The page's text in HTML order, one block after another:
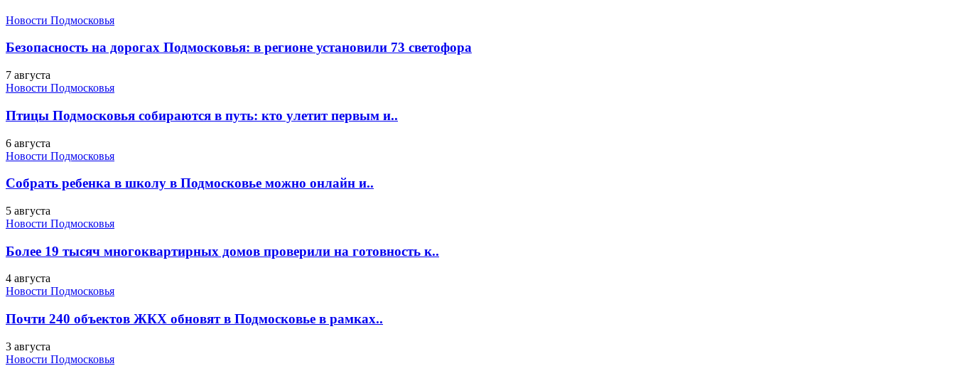
Новости Подмосковья
Безопасность на дорогах Подмосковья: в регионе установили 73 светофора
7 августа
Новости Подмосковья
Птицы Подмосковья собираются в путь: кто улетит первым и..
6 августа
Новости Подмосковья
Собрать ребенка в школу в Подмосковье можно онлайн и..
5 августа
Новости Подмосковья
Более 19 тысяч многоквартирных домов проверили на готовность к..
4 августа
Новости Подмосковья
Почти 240 объектов ЖКХ обновят в Подмосковье в рамках..
3 августа
Новости Подмосковья